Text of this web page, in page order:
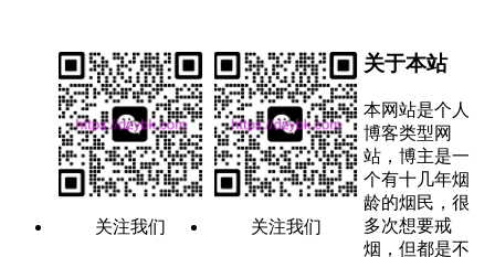
关注我们 关注我们
关于本站
本网站是个人
博客类型网
站，博主是一
个有十几年烟
龄的烟民，很
多次想要戒
烟，但都是不